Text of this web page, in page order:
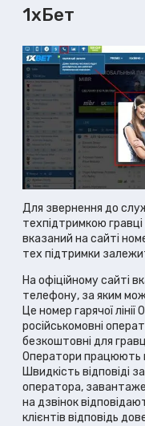
1хБет
Для звернення до
техпідтримкою
вказаний на сайті
тех підтримки
На офіційному сайті
телефону, за яким
Це номер гарячої
російськомовні
безкоштовні для
Оператори працюють
Швидкість відповіді
оператора,
на дзвінок
клієнтів відповідь